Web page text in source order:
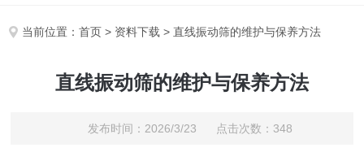
当前位置：首页 > 资料下载 > 直线振动筛的维护与保养方法
直线振动筛的维护与保养方法
发布时间：2026/3/23 点击次数：348